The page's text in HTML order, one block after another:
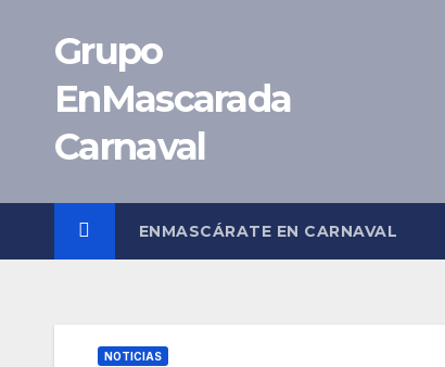
contenido
Grupo
EnMascarada
Carnaval
ENMASCÁRATE EN CARNAVAL
NOTICIAS